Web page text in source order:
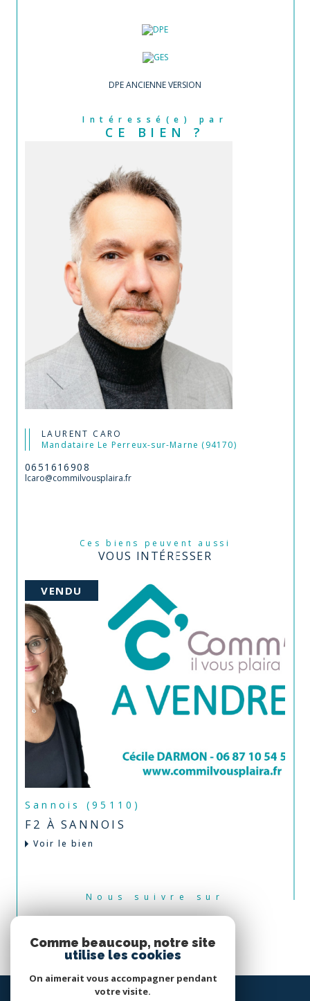
DPE ANCIENNE VERSION
Intéressé(e) par
CE BIEN ?
LAURENT CARO
Mandataire Le Perreux-sur-Marne (94170)
0651616908
lcaro@commilvousplaira.fr
Ces biens peuvent aussi
VOUS INTÉRESSER
VENDU
Sannois (95110)
F2 À SANNOIS
Voir le bien
Nous suivre sur
Comme beaucoup, notre site
utilise les cookies
On aimerait vous accompagner pendant
votre visite.